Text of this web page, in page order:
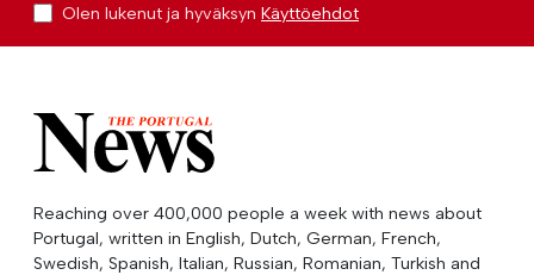
Olen lukenut ja hyväksyn Käyttöehdot
Reaching over 400,000 people a week with news about
Portugal, written in English, Dutch, German, French,
Swedish, Spanish, Italian, Russian, Romanian, Turkish and